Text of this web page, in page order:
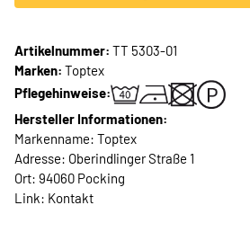
Artikelnummer: TT 5303-01
Marken: Toptex
Pflegehinweise:
Hersteller Informationen:
Markenname: Toptex
Adresse: Oberindlinger Straße 1
Ort: 94060 Pocking
Link: Kontakt